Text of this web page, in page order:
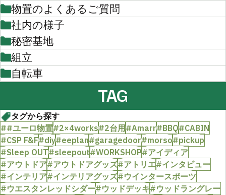
物置のよくあるご質問
社内の様子
秘密基地
組立
自転車
TAG
タグから探す
##ユーロ物置#2×4works#2台用#Amarr#BBQ#CABIN
#CSP F&F#diy#eeplan#garagedoor#morso#pickup
#Sleep OUT#sleepout#WORKSHOP#アイディア
#アウトドア#アウトドアグッズ#アトリエ#インタビュー
#インテリア#インテリアグッズ#ウインタースポーツ
#ウエスタンレッドシダー#ウッドデッキ#ウッドラングレー